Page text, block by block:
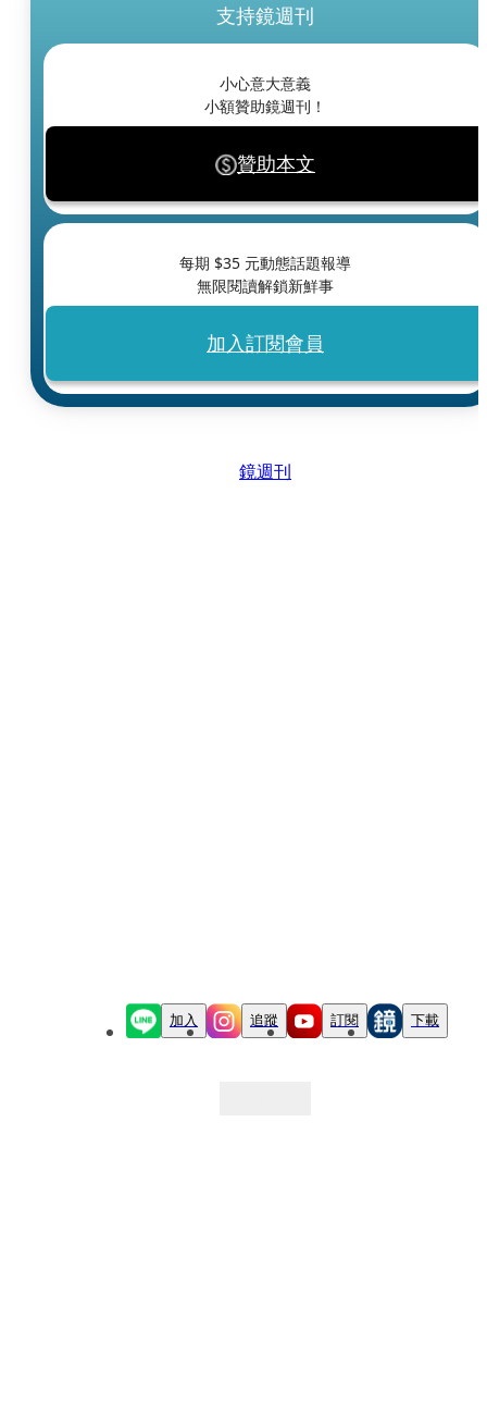
支持鏡週刊
小心意大意義
小額贊助鏡週刊！
贊助本文
每期 $35 元動態話題報導
無限閱讀解鎖新鮮事
加入訂閱會員
鏡週刊
加入 追蹤 訂閱 下載